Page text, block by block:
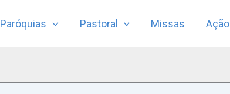
Paróquias Pastoral Missas